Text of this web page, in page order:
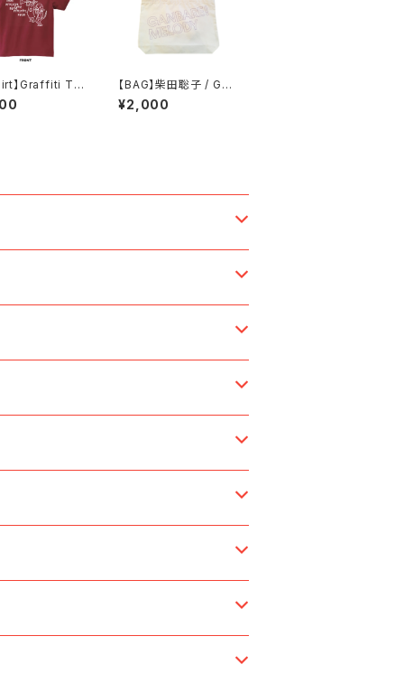
】Graffiti To
T-Shirt【Bur
【BAG】柴田聡子 / GA
NBARE! MELODY ト
ートバッグ(バイオレット
¥2,000